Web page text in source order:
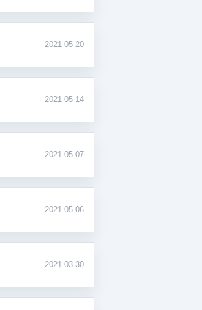
2021-05-20
2021-05-14
2021-05-07
2021-05-06
2021-03-30